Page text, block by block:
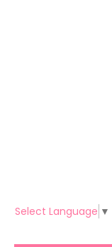
Select Language ▼